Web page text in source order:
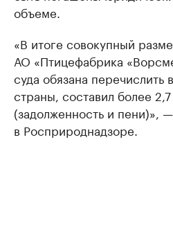
объеме.
«В итоге совокупный
АО «Птицефабрика
суда обязана
страны, составил более
(задолженность и пени)»,
в Росприроднадзоре.